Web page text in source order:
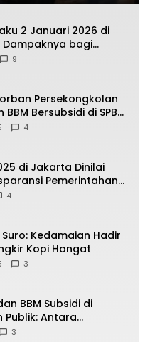
2 Januari 2026 di
Dampaknya bagi
Ini Aturan Kunci
9
Persekongkolan
Bersubsidi di SPBU
4
di Jakarta Dinilai
Pemerintahan
Dipertanyakan
4
Kedamaian Hadir
Kopi Hangat
3
BBM Subsidi di
Publik: Antara
Hak Konsumen,
3